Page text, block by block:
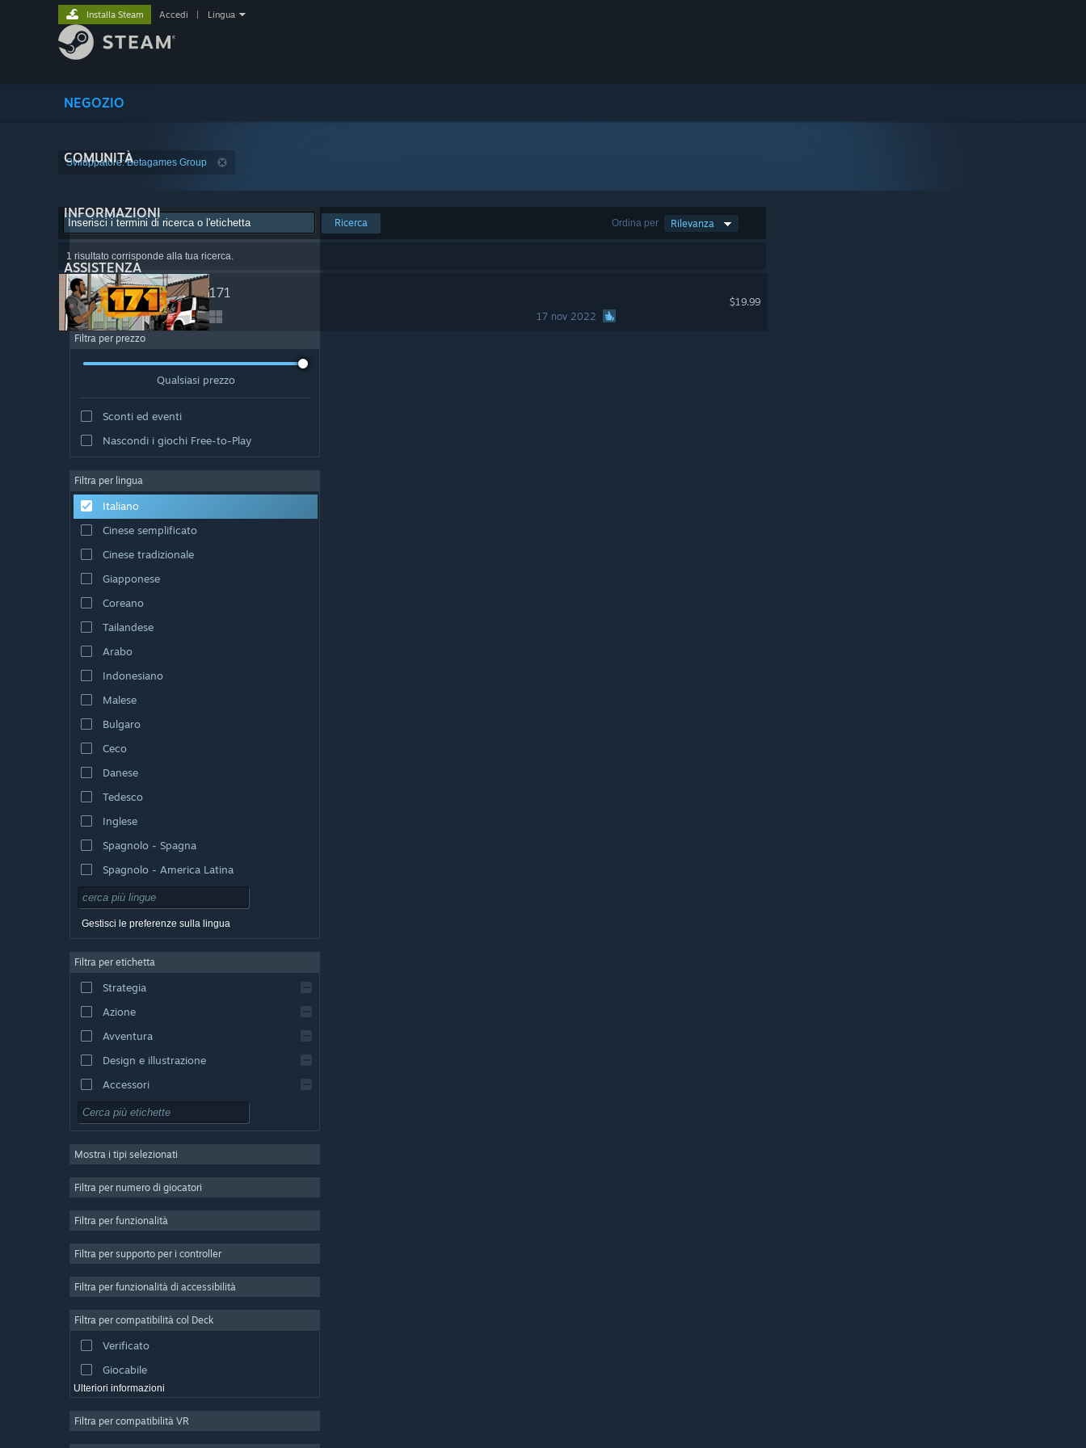
NEGOZIO
COMUNITÀ
INFORMAZIONI
ASSISTENZA
Installa Steam Accedi Lingua
Sviluppatore: Betagames Group
Ordina per Rilevanza
Ricerca
1 risultato corrisponde alla tua ricerca.
171
17 nov 2022
$19.99
Filtra per prezzo
Qualsiasi prezzo
Sconti ed eventi
Nascondi i giochi Free-to-Play
Filtra per lingua
Italiano
Cinese semplificato
Cinese tradizionale
Giapponese
Coreano
Tailandese
Arabo
Indonesiano
Malese
Bulgaro
Ceco
Danese
Tedesco
Inglese
Spagnolo - Spagna
Spagnolo - America Latina
Gestisci le preferenze sulla lingua
Filtra per etichetta
Strategia
Azione
Avventura
Design e illustrazione
Accessori
Free-to-Play
Multigiocatore di massa
Simulazione
Produzione di video
Fotoritocco
Mostra i tipi selezionati
Filtra per numero di giocatori
Filtra per funzionalità
Filtra per supporto per i controller
Filtra per funzionalità di accessibilità
Filtra per compatibilità col Deck
Verificato
Giocabile
Ulteriori informazioni
Filtra per compatibilità VR